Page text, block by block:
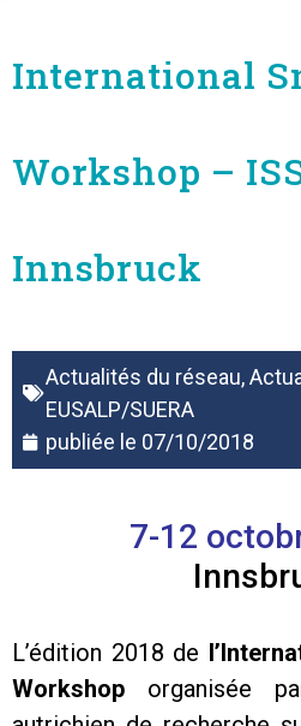
International
Workshop –
Innsbruck
Actualités du réseau,
EUSALP/SUERA
publiée le 07/10/2018
7-12
L’édition 2018 de
Workshop organisée